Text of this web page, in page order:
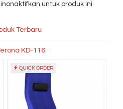
untuk produk ini
Terbaru
KD-116
QUICK ORDER